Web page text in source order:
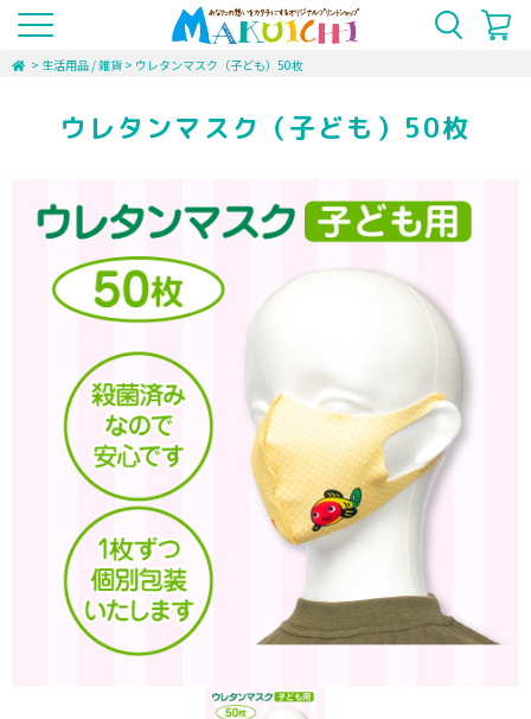
> 生活用品 / 雑貨 > ウレタンマスク（子ども）50枚
ウレタンマスク（子ども）50枚